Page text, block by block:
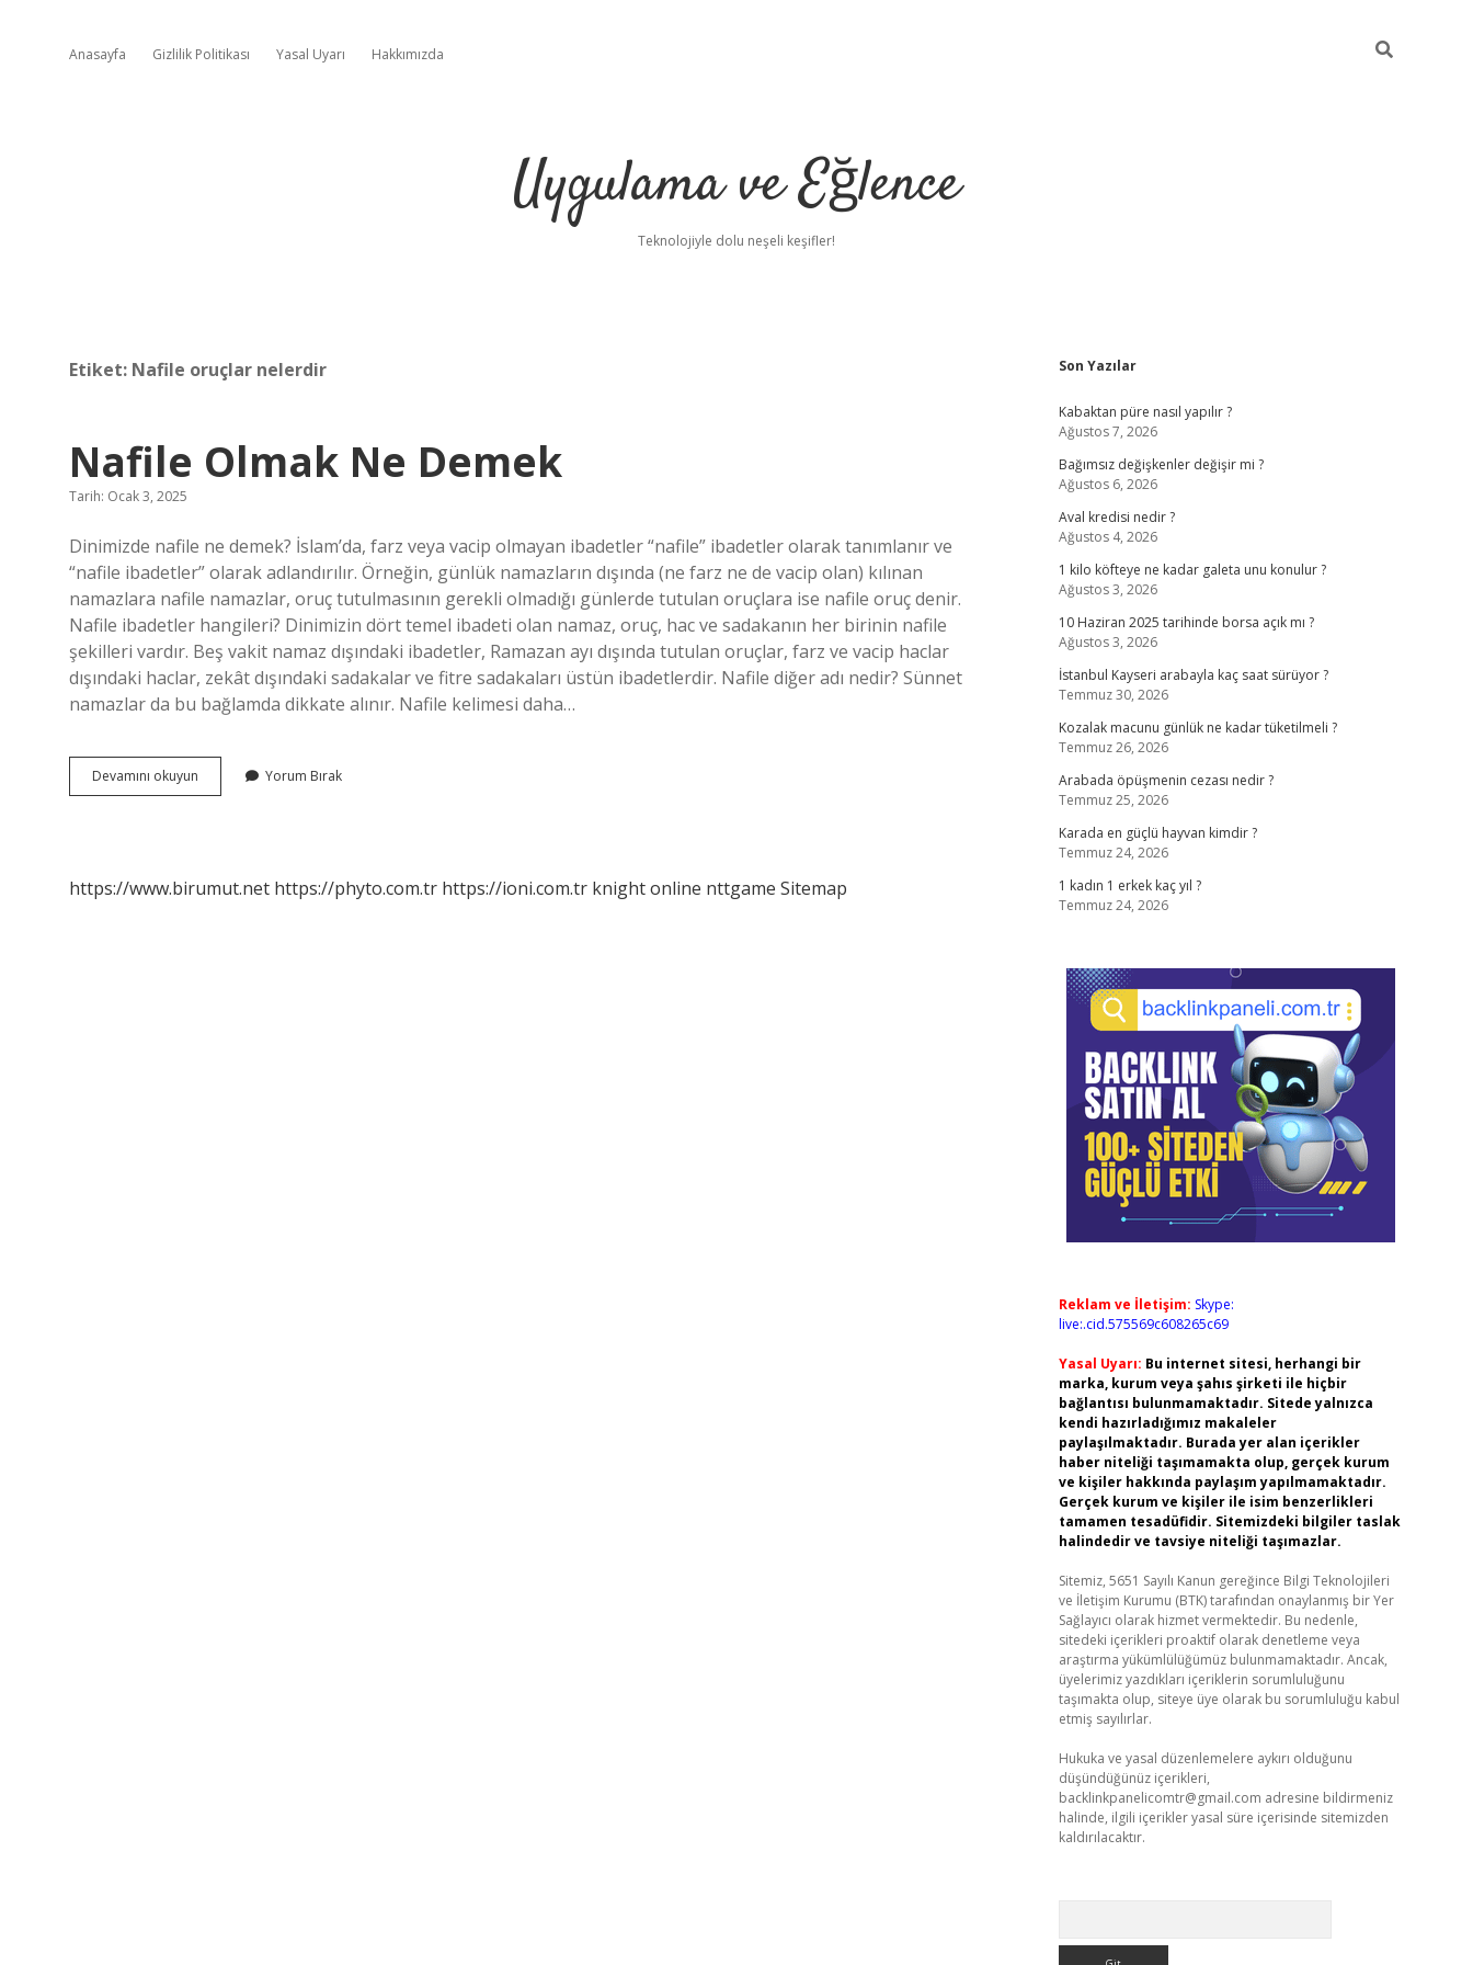
Anasayfa Gizlilik Politikası Yasal Uyarı Hakkımızda
Uygulama ve Eğlence
Teknolojiyle dolu neşeli keşifler!
Etiket: Nafile oruçlar nelerdir
Nafile Olmak Ne Demek
Tarih: Ocak 3, 2025
Dinimizde nafile ne demek? İslam’da, farz veya vacip olmayan ibadetler “nafile” ibadetler olarak tanımlanır ve
“nafile ibadetler” olarak adlandırılır. Örneğin, günlük namazların dışında (ne farz ne de vacip olan) kılınan
namazlara nafile namazlar, oruç tutulmasının gerekli olmadığı günlerde tutulan oruçlara ise nafile oruç denir.
Nafile ibadetler hangileri? Dinimizin dört temel ibadeti olan namaz, oruç, hac ve sadakanın her birinin nafile
şekilleri vardır. Beş vakit namaz dışındaki ibadetler, Ramazan ayı dışında tutulan oruçlar, farz ve vacip haclar
dışındaki haclar, zekât dışındaki sadakalar ve fitre sadakaları üstün ibadetlerdir. Nafile diğer adı nedir? Sünnet
namazlar da bu bağlamda dikkate alınır. Nafile kelimesi daha…
Devamını okuyun
Olmak
Yorum Bırak
https://www.birumut.net https://phyto.com.tr https://ioni.com.tr knight online nttgame Sitemap
Sidebar
Son Yazılar
Kabaktan püre nasıl yapılır ?
Ağustos 7, 2026
Bağımsız değişkenler değişir mi ?
Ağustos 6, 2026
Aval kredisi nedir ?
Ağustos 4, 2026
1 kilo köfteye ne kadar galeta unu konulur ?
Ağustos 3, 2026
10 Haziran 2025 tarihinde borsa açık mı ?
Ağustos 3, 2026
İstanbul Kayseri arabayla kaç saat sürüyor ?
Temmuz 30, 2026
Kozalak macunu günlük ne kadar tüketilmeli ?
Temmuz 26, 2026
Arabada öpüşmenin cezası nedir ?
Temmuz 25, 2026
Karada en güçlü hayvan kimdir ?
Temmuz 24, 2026
1 kadın 1 erkek kaç yıl ?
Temmuz 24, 2026
Reklam ve İletişim: Skype:
live:.cid.575569c608265c69
Yasal Uyarı: Bu internet sitesi, herhangi bir
marka, kurum veya şahıs şirketi ile hiçbir
bağlantısı bulunmamaktadır. Sitede yalnızca
kendi hazırladığımız makaleler
paylaşılmaktadır. Burada yer alan içerikler
haber niteliği taşımamakta olup, gerçek kurum
ve kişiler hakkında paylaşım yapılmamaktadır.
Gerçek kurum ve kişiler ile isim benzerlikleri
tamamen tesadüfidir. Sitemizdeki bilgiler taslak
halindedir ve tavsiye niteliği taşımazlar.
Sitemiz, 5651 Sayılı Kanun gereğince Bilgi Teknolojileri
ve İletişim Kurumu (BTK) tarafından onaylanmış bir Yer
Sağlayıcı olarak hizmet vermektedir. Bu nedenle,
sitedeki içerikleri proaktif olarak denetleme veya
araştırma yükümlülüğümüz bulunmamaktadır. Ancak,
üyelerimiz yazdıkları içeriklerin sorumluluğunu
taşımakta olup, siteye üye olarak bu sorumluluğu kabul
etmiş sayılırlar.
Hukuka ve yasal düzenlemelere aykırı olduğunu
düşündüğünüz içerikleri,
backlinkpanelicomtr@gmail.com adresine bildirmeniz
halinde, ilgili içerikler yasal süre içerisinde sitemizden
kaldırılacaktır.